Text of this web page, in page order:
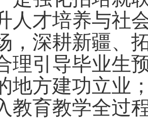
人才培养与社
，深耕新疆、
理引导毕业生
地方建功立业
教育教学全过